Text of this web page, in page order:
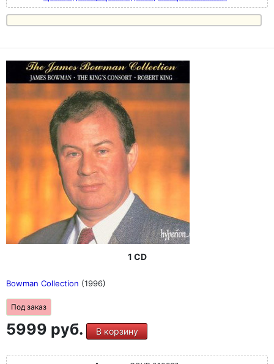
1 CD
Bowman Collection (1996)
Под заказ
5999 руб. В корзину